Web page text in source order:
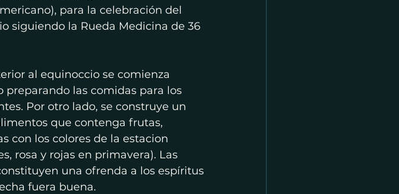
siguiendo la Rueda Medicina de 36
al equinoccio se comienza
preparando las comidas para los
Por otro lado, se construye un
que contenga frutas,
con los colores de la estacion
rosa y rojas en primavera). Las
una ofrenda a los espíritus
fuera buena.